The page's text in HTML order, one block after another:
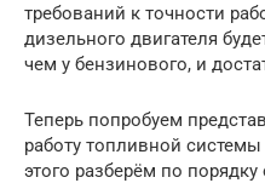
требований к точности
дизельного двигателя
чем у бензинового, и
Теперь попробуем
работу топливной
этого разберём по